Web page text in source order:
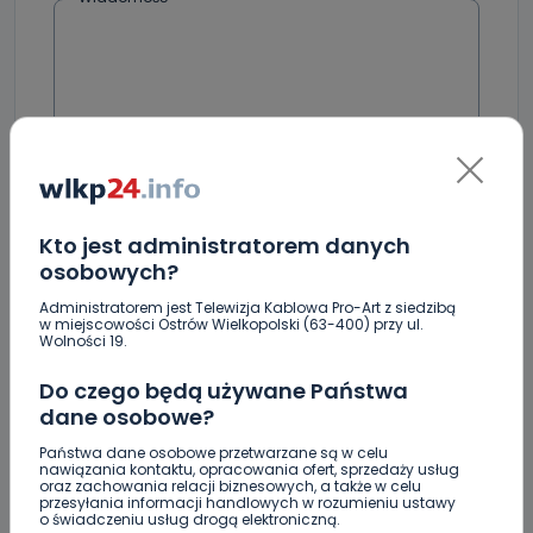
Kto jest administratorem danych
osobowych?
Administratorem jest Telewizja Kablowa Pro-Art z siedzibą
w miejscowości Ostrów Wielkopolski (63-400) przy ul.
Wolności 19.
Do czego będą używane Państwa
dane osobowe?
Państwa dane osobowe przetwarzane są w celu
nawiązania kontaktu, opracowania ofert, sprzedaży usług
oraz zachowania relacji biznesowych, a także w celu
przesyłania informacji handlowych w rozumieniu ustawy
o świadczeniu usług drogą elektroniczną.
Podpis
Email